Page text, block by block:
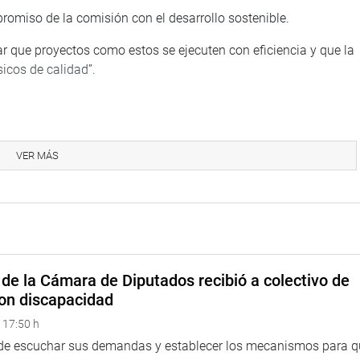
de la comisión con el desarrollo sostenible.
que proyectos como estos se ejecuten con eficiencia y que la
de calidad”.
tratamiento, no está suficientemente equipada para ofrecer
permitidos de contaminación, afectando la salud de la
proyecto de mejoramiento del abastecimiento de agua por
suministro de calidad.
atención en materia de prevención de desastres y
de estar preparados ante fenómenos climáticos
VER MÁS
la Cámara de Diputados recibió a colectivo de
discapacidad
h
escuchar sus demandas y establecer los mecanismos para